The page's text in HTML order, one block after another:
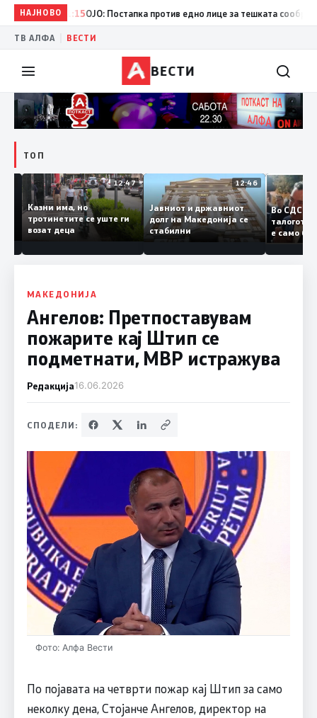
НАЈНОВО
11:15 ОЈО: Постапка против едно лице за тешката
ТВ АЛФА ВЕСТИ
ВЕСТИ
ТОП
и
12:47
Казни има, но
тротинетите се уште ги
возат деца
12:46
Јавниот и државниот
долг на Македонија се
стабилни
Во
е само
Заев
МАКЕДОНИЈА
Ангелов: Претпоставувам
пожарите кај Штип се
подметнати, МВР истражува
Редакција16.06.2026
СПОДЕЛИ:
Фото: Алфа Вести
По појавата на четврти пожар кај Штип за само
неколку дена, Стојанче Ангелов, директор на